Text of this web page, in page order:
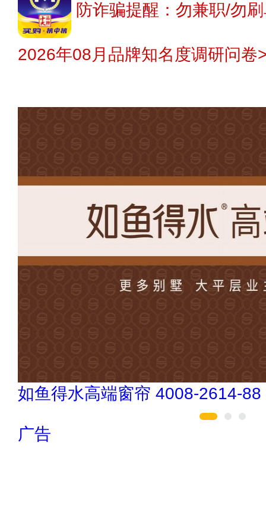
防诈骗提醒：勿兼职/勿
2026年08月品牌知名度调研问卷
今顶KIND 400-826-5225
广告